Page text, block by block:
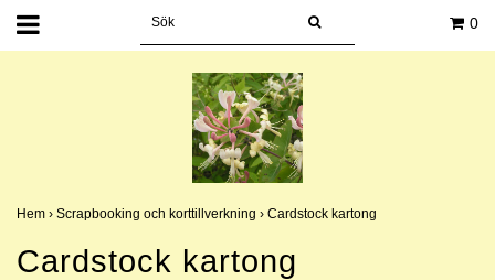
0
Hem › Scrapbooking och korttillverkning › Cardstock kartong
Cardstock kartong